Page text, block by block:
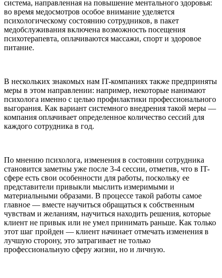
система, направленная на повышение ментального здоровья:
во время медосмотров особое внимание уделяется
психологическому состоянию сотрудников, в пакет
медобслуживания включена возможность посещения
психотерапевта, оплачиваются массажи, спорт и здоровое
питание.
В нескольких знакомых нам IT-компаниях также предприняты
меры в этом направлении: например, некоторые нанимают
психолога именно с целью профилактики профессионального
выгорания. Как вариант системного внедрения такой меры —
компания оплачивает определенное количество сессий для
каждого сотрудника в год.
По мнению психолога, изменения в состоянии сотрудника
становится заметны уже после 3-4 сессии, отметив, что в IT-
сфере есть свои особенности для работы, поскольку ее
представители привыкли мыслить измеримыми и
материальными образами. В процессе такой работы самое
главное — вместе научиться обращаться к собственным
чувствам и желаниям, научиться находить решения, которые
клиент не привык или не умел принимать раньше. Как только
этот шаг пройден — клиент начинает отмечать изменения в
лучшую сторону, это затрагивает не только
профессиональную сферу жизни, но и личную.